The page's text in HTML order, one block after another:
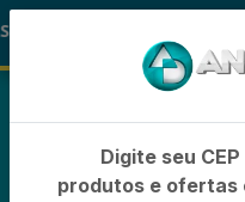
Digite seu
produtos e ofertas